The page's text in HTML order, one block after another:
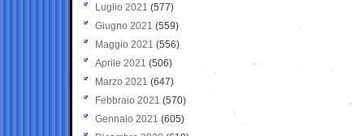
Luglio 2021 (577)
Giugno 2021(559)
Maggio 2021 (556)
Aprile 2021 (506)
Marzo 2021 (647)
Febbraio 2021 (570)
Gennaio 2021 (605)